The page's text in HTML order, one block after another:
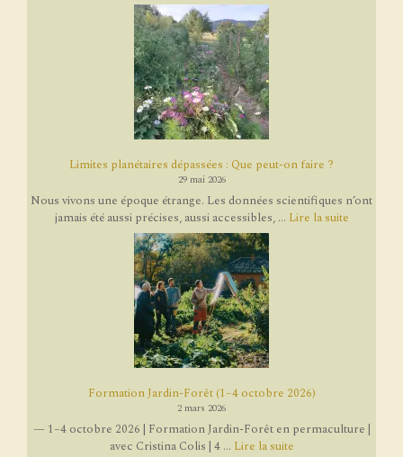
Limites planétaires dépassées : Que peut-on faire ?
29 mai 2026
Nous vivons une époque étrange. Les données scientifiques n’ont
jamais été aussi précises, aussi accessibles, ... Lire la suite
Formation Jardin-Forêt (1–4 octobre 2026)
2 mars 2026
— 1–4 octobre 2026 | Formation Jardin-Forêt en permaculture |
avec Cristina Colis | 4 ... Lire la suite